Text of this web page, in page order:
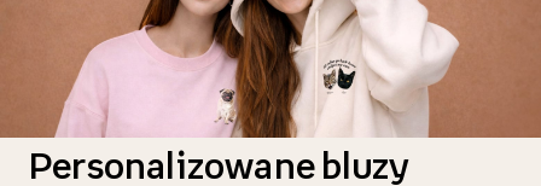
Personalizowane bluzy